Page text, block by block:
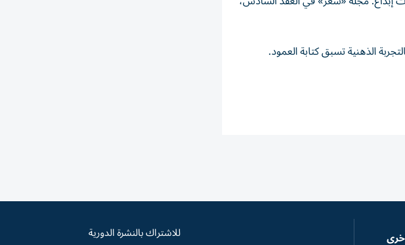
الذهنية تسبق كتابة العمود.
للاشتراك بالنشرة الدورية